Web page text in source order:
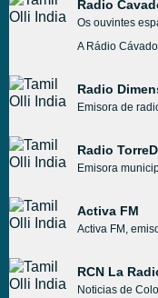
Radio
Os ouvintes
A Rádio
Radio
Emisora de
Radio
Emisora
Activa FM
Activa FM,
RCN La
Noticias de